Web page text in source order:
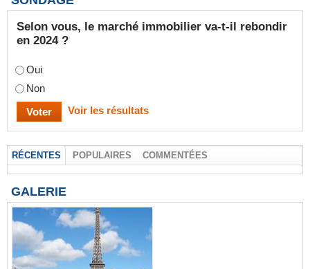
Selon vous, le marché immobilier va-t-il rebondir
en 2024 ?
Oui
Non
Voir les résultats
RÉCENTES POPULAIRES COMMENTÉES
GALERIE